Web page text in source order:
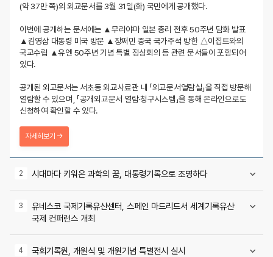
(약 37만 쪽)의 외교문서를 3월 31일(화) 국민에게 공개했다.
이번에 공개하는 문서에는 ▲무라야마 일본 총리 전후 50주년 담화 발표
▲김영삼 대통령 미국 방문 ▲장쩌민 중국 국가주석 방한 △이집트와의
국교수립 ▲유엔 50주년 기념 특별 정상회의 등 관련 문서들이 포함되어
있다.
공개된 외교문서는 서초동 외교사료관 내 「외교문서열람실」을 직접 방문해
열람할 수 있으며, 「공개외교문서 열람·청구시스템」을 통해 온라인으로도
신청하여 확인할 수 있다.
자세히보기 →
시대마다 키워온 과학의 꿈, 대통령기록으로 조명하다
유네스코 국제기록유산센터, 스페인 마드리드서 세계기록유산
국제 컨퍼런스 개최
국회기록원, 개원식 및 개원기념 특별전시 실시